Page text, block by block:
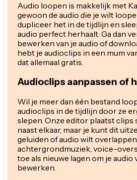
Audio loopen is makkelijk met
gewoon de audio die je wilt
dupliceer het in de tijdlijn en
audio perfect herhaalt. Ga dan
bewerken van je audio of
hebt je audioclips in een mum
dat allemaal gratis.
Audioclips aanpassen of
Wil je meer dan één bestand
audioclips in de tijdlijn door ze
slepen. Onze editor plaatst clips
naast elkaar, maar je kunt dit
geluiden of audio wilt
achtergrondmuziek, voice-
toe als nieuwe lagen om je audio
bewerken.